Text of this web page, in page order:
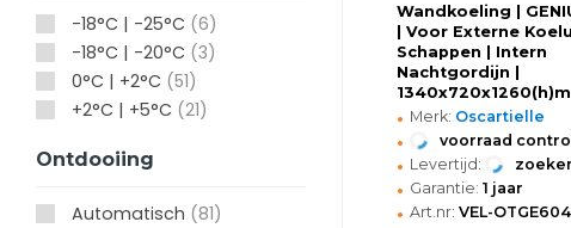
-18°C | -25°C (6)
-18°C | -20°C (3)
0°C | +2°C (51)
+2°C | +5°C (21)
Ontdooiing
Automatisch (81)
Wandkoeling |
| Voor Externe
Schappen | Intern
Nachtgordijn |
• Merk: Oscartielle
• voorraad
• Levertijd:
• Garantie: 1 jaar
• Art.nr: VEL-OTGE604